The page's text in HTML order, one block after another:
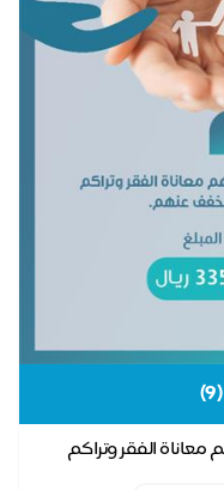
الفقر وتراكم